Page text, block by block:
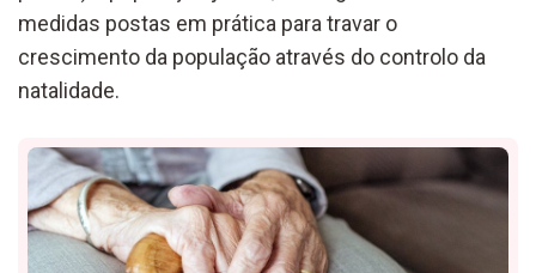
medidas postas em prática para travar o
crescimento da população através do controlo da
natalidade.